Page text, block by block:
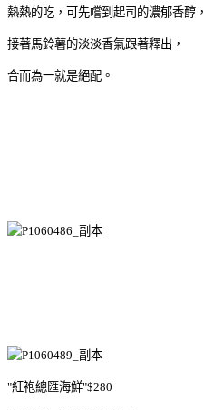
熱熱的吃，可先嚐到起司的濃郁香醇，
接著馬鈴薯的淡淡香氣跟著釋出，
合而為一就是絕配。
"紅袍總匯海鮮"$280